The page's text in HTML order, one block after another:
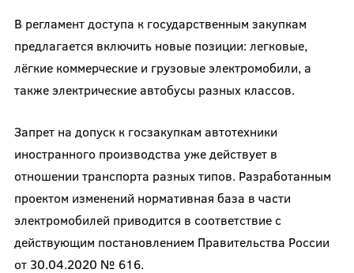
В регламент доступа к государственным закупкам
предлагается включить новые позиции: легковые,
лёгкие коммерческие и грузовые электромобили, а
также электрические автобусы разных классов.
Запрет на допуск к госзакупкам автотехники
иностранного производства уже действует в
отношении транспорта разных типов. Разработанным
проектом изменений нормативная база в части
электромобилей приводится в соответствие с
действующим постановлением Правительства России
от 30.04.2020 № 616.